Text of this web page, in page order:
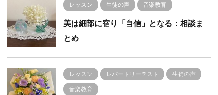
レッスン 生徒の声 音楽教育
美は細部に宿り「自信」となる：相談ま
とめ
レッスン レパートリーテスト 生徒の声
音楽教育